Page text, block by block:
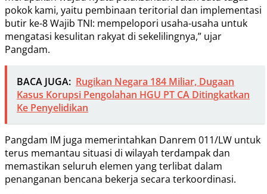
pokok kami, yaitu pembinaan teritorial dan implementasi
butir ke-8 Wajib TNI: mempelopori usaha-usaha untuk
mengatasi kesulitan rakyat di sekelilingnya,” ujar
Pangdam.
BACA JUGA: Rugikan Negara 184 Miliar, Dugaan
Kasus Korupsi Pengolahan HGU PT CA Ditingkatkan
Ke Penyelidikan
Pangdam IM juga memerintahkan Danrem 011/LW untuk
terus memantau situasi di wilayah terdampak dan
memastikan seluruh elemen yang terlibat dalam
penanganan bencana bekerja secara terkoordinasi.